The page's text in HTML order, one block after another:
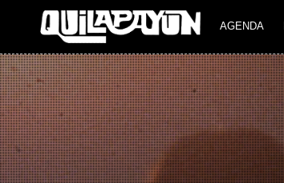
AGENDA